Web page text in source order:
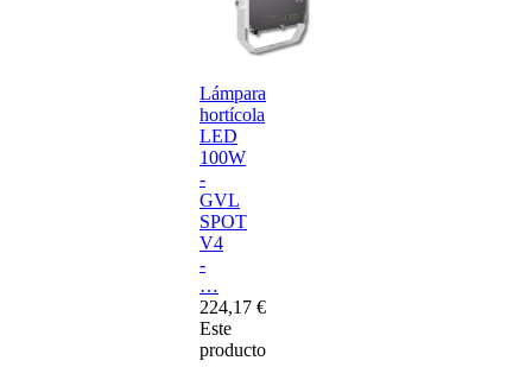
Lámpara
hortícola
LED
100W
-
GVL
SPOT
V4
-
…
224,17 €
Este
producto